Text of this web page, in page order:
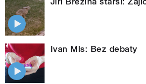
Ivan Mls: Bez debaty